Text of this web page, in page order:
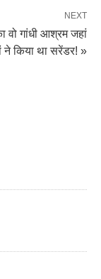
NEXT
गांधी आश्रम जहां
ने किया था सरेंडर! »